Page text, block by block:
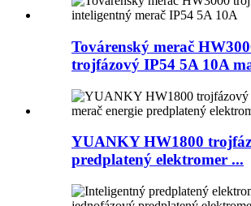
Továrenský merač
trojfázový IP54 5A 10A
YUANKY HW1800
predplatený elektromer ...